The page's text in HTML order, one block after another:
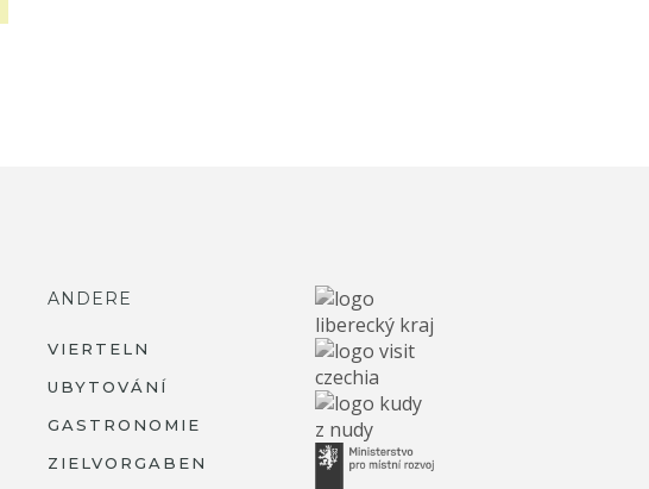
ANDERE
VIERTELN
UBYTOVÁNÍ
GASTRONOMIE
ZIELVORGABEN